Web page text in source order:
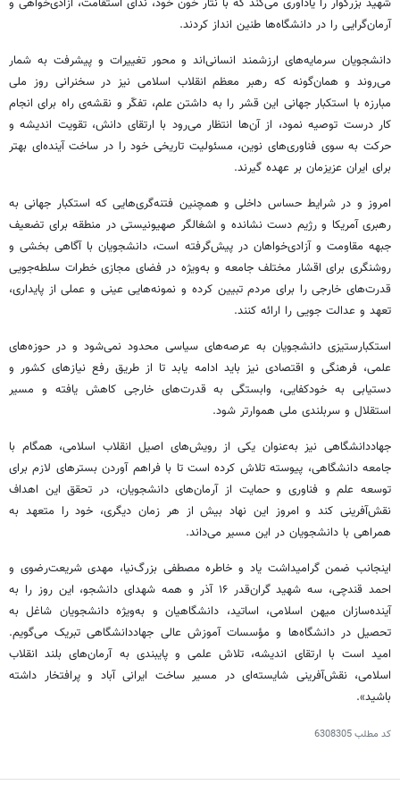
شهید بزرگوار را یادآوری می‌کند که با نثار خون خود، ندای استقامت، آزادی‌خواهی و
آرمان‌گرایی را در دانشگاه‌ها طنین ‌انداز کردند.
دانشجویان سرمایه‌های ارزشمند انسانی‌اند و محور تغییرات و پیشرفت به شمار
می‌روند و همان‌گونه که رهبر معظم انقلاب اسلامی نیز در سخنرانی روز ملی
مبارزه با استکبار جهانی این قشر را به داشتن علم، تفکّر و نقشه‌ی راه برای انجام
کار درست توصیه نمود، از آن‌ها انتظار می‌رود با ارتقای دانش، تقویت اندیشه و
حرکت به ‌سوی فناوری‌های نوین، مسئولیت تاریخی خود را در ساخت آینده‌ای بهتر
برای ایران عزیزمان بر عهده گیرند.
امروز و در شرایط حساس داخلی و همچنین فتنه‌گری‌هایی که استکبار جهانی به
رهبری آمریکا و رژیم دست ‌نشانده و اشغالگر صهیونیستی در منطقه برای تضعیف
جبهه مقاومت و آزادی‌خواهان در پیش‌گرفته است، دانشجویان با آگاهی ‌بخشی و
روشنگری برای اقشار مختلف جامعه و به‌ویژه در فضای مجازی خطرات سلطه‌جویی
قدرت‌های خارجی را برای مردم تبیین کرده و نمونه‌هایی عینی و عملی از پایداری،
تعهد و عدالت ‌جویی را ارائه ‌کنند.
استکبارستیزی دانشجویان به عرصه‌های سیاسی محدود نمی‌شود و در حوزه‌های
علمی، فرهنگی و اقتصادی نیز باید ادامه یابد تا از طریق رفع نیازهای کشور و
دستیابی به خودکفایی، وابستگی به قدرت‌های خارجی کاهش ‌یافته و مسیر
استقلال و سربلندی ملی هموارتر شود.
جهاددانشگاهی نیز به‌عنوان یکی از رویش‌های اصیل انقلاب اسلامی، همگام با
جامعه دانشگاهی، پیوسته تلاش کرده است تا با فراهم آوردن بسترهای لازم برای
توسعه علم و فناوری و حمایت از آرمان‌های دانشجویان، در تحقق این اهداف
نقش‌آفرینی کند و امروز این نهاد بیش از هر زمان دیگری، خود را متعهد به
همراهی با دانشجویان در این مسیر می‌داند.
اینجانب ضمن گرامیداشت یاد و خاطره مصطفی بزرگ‌نیا، مهدی شریعت‌رضوی و
احمد قندچی، سه شهید گران‌قدر ۱۶ آذر و همه شهدای دانشجو، این روز را به
آینده‌سازان میهن اسلامی، اساتید، دانشگاهیان و به‌ویژه دانشجویان شاغل به
تحصیل در دانشگاه‌ها و مؤسسات آموزش عالی جهاددانشگاهی تبریک می‌گویم.
امید است با ارتقای اندیشه، تلاش علمی و پایبندی به آرمان‌های بلند انقلاب
اسلامی، نقش‌آفرینی شایسته‌ای در مسیر ساخت ایرانی آباد و پرافتخار داشته
باشید».
کد مطلب6308305